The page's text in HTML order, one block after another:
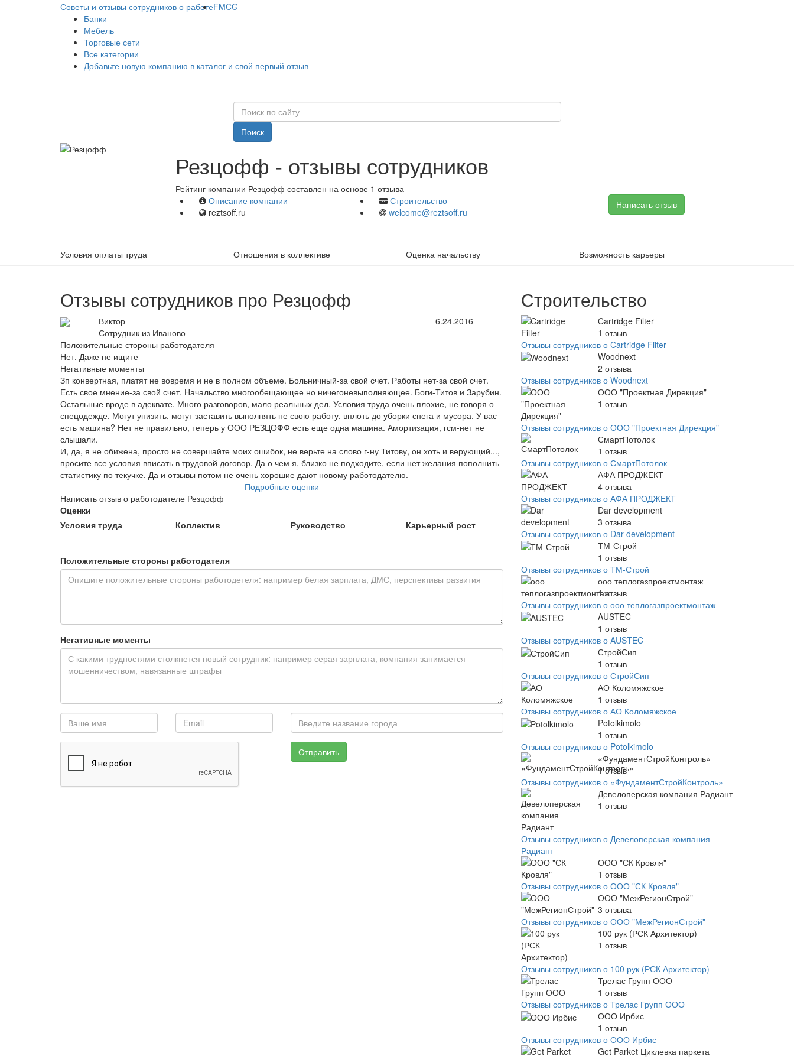
Советы и отзывы сотрудников о работеFMCG
Банки
Мебель
Торговые сети
Все категории
Добавьте новую компанию в каталог и свой первый отзыв
Поиск
Резцофф - отзывы сотрудников
Рейтинг компании Резцофф составлен на основе 1 отзыва
Описание компании
Строительство
reztsoff.ru
welcome@reztsoff.ru
Написать отзыв
Условия оплаты труда Отношения в коллективе Оценка начальству Возможность карьеры
Отзывы сотрудников про Резцофф
Виктор
Сотрудник из Иваново
6.24.2016
Положительные стороны работодателя
Нет. Даже не ищите
Негативные моменты
Зп конвертная, платят не вовремя и не в полном объеме. Больничный-за свой счет. Работы нет-за свой счет.
Есть свое мнение-за свой счет. Начальство многообещающее но ничегоневыполняющее. Боги-Титов и Зарубин.
Остальные вроде в адеквате. Много разговоров, мало реальных дел. Условия труда очень плохие, не говоря о
спецодежде. Могут унизить, могут заставить выполнять не свою работу, вплоть до уборки снега и мусора. У вас
есть машина? Нет не правильно, теперь у ООО РЕЗЦОФФ есть еще одна машина. Амортизация, гсм-нет не
слышали.
И, да, я не обижена, просто не совершайте моих ошибок, не верьте на слово г-ну Титову, он хоть и верующий...,
просите все условия вписать в трудовой договор. Да о чем я, близко не подходите, если нет желания пополнить
статистику по текучке. Да и отзывы потом не очень хорошие дают новому работодателю.
Подробные оценки
Написать отзыв о работодателе Резцофф
Оценки
Условия труда
Коллектив Руководство Карьерный рост
Положительные стороны работодателя
Негативные моменты
Отправить
Строительство
Cartridge Filter
1 отзыв
Отзывы сотрудников о Cartridge Filter
Woodnext
2 отзыва
Отзывы сотрудников о Woodnext
ООО "Проектная Дирекция"
1 отзыв
Отзывы сотрудников о ООО "Проектная Дирекция"
СмартПотолок
1 отзыв
Отзывы сотрудников о СмартПотолок
АФА ПРОДЖЕКТ
4 отзыва
Отзывы сотрудников о АФА ПРОДЖЕКТ
Dar development
3 отзыва
Отзывы сотрудников о Dar development
ТМ-Строй
1 отзыв
Отзывы сотрудников о ТМ-Строй
ооо теплогазпроектмонтаж
1отзыв
Отзывы сотрудников о ооо теплогазпроектмонтаж
AUSTEC
1 отзыв
Отзывы сотрудников о AUSTEC
СтройСип
1 отзыв
Отзывы сотрудников о СтройСип
АО Коломяжское
1 отзыв
Отзывы сотрудников о АО Коломяжское
Potolkimolo
1 отзыв
Отзывы сотрудников о Potolkimolo
«ФундаментСтройКонтроль»
1отзыв
Отзывы сотрудников о «ФундаментСтройКонтроль»
Девелоперская компания Радиант
1 отзыв
Отзывы сотрудников о Девелоперская компания
Радиант
ООО "СК Кровля"
1 отзыв
Отзывы сотрудников о ООО "СК Кровля"
ООО "МежРегионСтрой"
3 отзыва
Отзывы сотрудников о ООО "МежРегионСтрой"
100 рук (РСК Архитектор)
1 отзыв
Отзывы сотрудников о 100 рук (РСК Архитектор)
Трелас Групп ООО
1 отзыв
Отзывы сотрудников о Трелас Групп ООО
ООО Ирбис
1 отзыв
Отзывы сотрудников о ООО Ирбис
Get Parket Циклевка паркета